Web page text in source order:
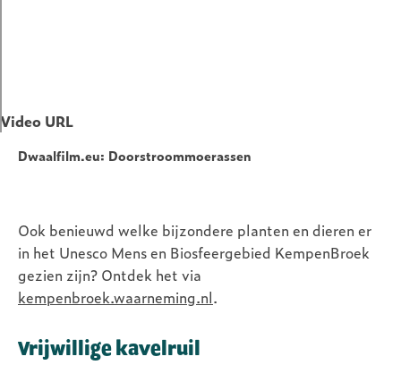
Video URL
Dwaalfilm.eu: Doorstroommoerassen
Ook benieuwd welke bijzondere planten en dieren er
in het Unesco Mens en Biosfeergebied KempenBroek
gezien zijn? Ontdek het via
kempenbroek.waarneming.nl.
Vrijwillige kavelruil